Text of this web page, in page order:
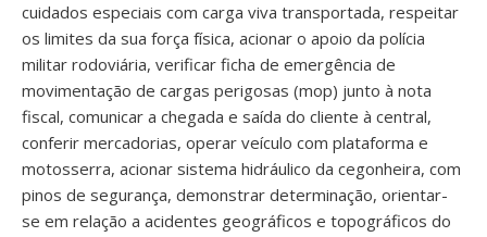
cuidados especiais com carga viva transportada, respeitar
os limites da sua força física, acionar o apoio da polícia
militar rodoviária, verificar ficha de emergência de
movimentação de cargas perigosas (mop) junto à nota
fiscal, comunicar a chegada e saída do cliente à central,
conferir mercadorias, operar veículo com plataforma e
motosserra, acionar sistema hidráulico da cegonheira, com
pinos de segurança, demonstrar determinação, orientar-
se em relação a acidentes geográficos e topográficos do